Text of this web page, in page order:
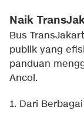
Naik
Bus
publik yang
panduan
Ancol.
1. Dari